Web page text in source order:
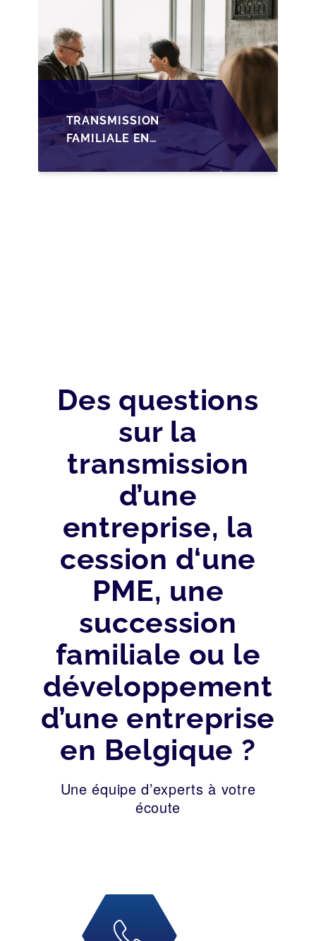
TRANSMISSION
FAMILIALE EN
WALLONIE :
NOUVELLES
Des questions
sur la
transmission
d’une
entreprise, la
cession d‘une
PME, une
succession
familiale ou le
développement
d’une entreprise
en Belgique ?
Une équipe d’experts à votre
écoute